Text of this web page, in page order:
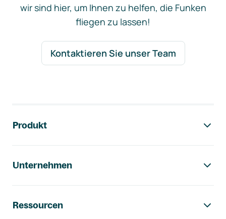
wir sind hier, um Ihnen zu helfen, die Funken
fliegen zu lassen!
Kontaktieren Sie unser Team
Produkt
Unternehmen
Ressourcen